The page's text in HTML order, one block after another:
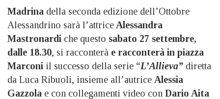
Madrina della seconda edizione dell’Ottobre
Alessandrino sarà l’attrice Alessandra
Mastronardi che questo sabato 27 settembre,
dalle 18.30, si racconterà e racconterà in piazza
Marconi il successo della serie “L’Allieva” diretta
da Luca Ribuoli, insieme all’autrice Alessia
Gazzola e con collegamenti video con Dario Aita